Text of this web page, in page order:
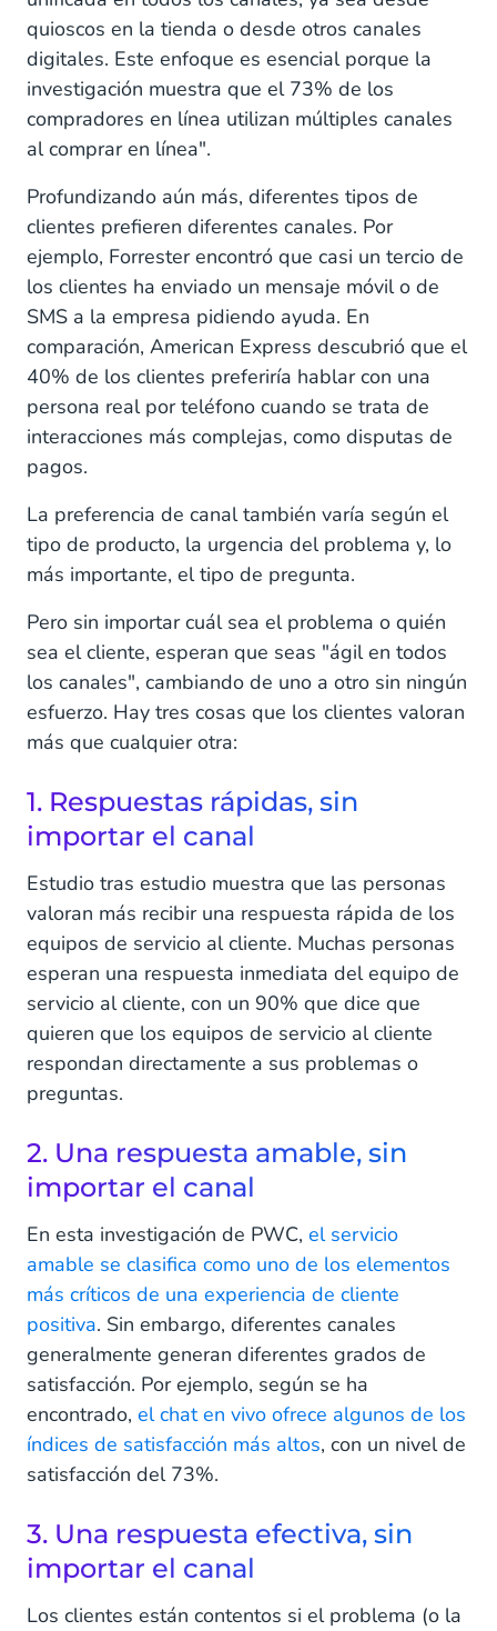
quioscos en la tienda o desde otros canales
digitales. Este enfoque es esencial porque la
investigación muestra que el 73% de los
compradores en línea utilizan múltiples canales
al comprar en línea".
Profundizando aún más, diferentes tipos de
clientes prefieren diferentes canales. Por
ejemplo, Forrester encontró que casi un tercio de
los clientes ha enviado un mensaje móvil o de
SMS a la empresa pidiendo ayuda. En
comparación, American Express descubrió que el
40% de los clientes preferiría hablar con una
persona real por teléfono cuando se trata de
interacciones más complejas, como disputas de
pagos.
La preferencia de canal también varía según el
tipo de producto, la urgencia del problema y, lo
más importante, el tipo de pregunta.
Pero sin importar cuál sea el problema o quién
sea el cliente, esperan que seas "ágil en todos
los canales", cambiando de uno a otro sin ningún
esfuerzo. Hay tres cosas que los clientes valoran
más que cualquier otra:
1. Respuestas rápidas, sin
importar el canal
Estudio tras estudio muestra que las personas
valoran más recibir una respuesta rápida de los
equipos de servicio al cliente. Muchas personas
esperan una respuesta inmediata del equipo de
servicio al cliente, con un 90% que dice que
quieren que los equipos de servicio al cliente
respondan directamente a sus problemas o
preguntas.
2. Una respuesta amable, sin
importar el canal
En esta investigación de PWC, el servicio
amable se clasifica como uno de los elementos
más críticos de una experiencia de cliente
positiva. Sin embargo, diferentes canales
generalmente generan diferentes grados de
satisfacción. Por ejemplo, según se ha
encontrado, el chat en vivo ofrece algunos de los
índices de satisfacción más altos, con un nivel de
satisfacción del 73%.
3. Una respuesta efectiva, sin
importar el canal
Los clientes están contentos si el problema (o la